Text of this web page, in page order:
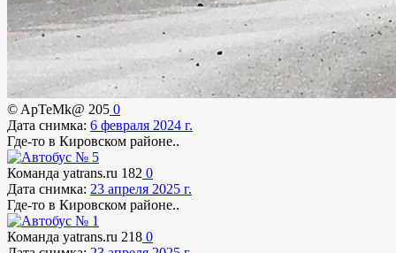
© ApTeMk@ 205 0
Дата снимка: 6 февраля 2024 г.
Где-то в Кировском районе..
Команда yatrans.ru 182 0
Дата снимка: 23 апреля 2025 г.
Где-то в Кировском районе..
Команда yatrans.ru 218 0